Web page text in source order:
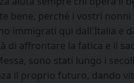
bene, perché i vostri
immigrati qui dall'Italia e
di affrontare la fatica e il
sono stati lungo i
il proprio futuro, dando